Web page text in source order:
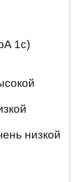
1c)
низкой